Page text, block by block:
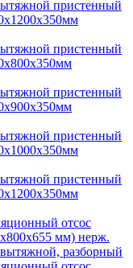
пристенный
пристенный
пристенный
пристенный
пристенный
отсос
мм) нерж.
разборный